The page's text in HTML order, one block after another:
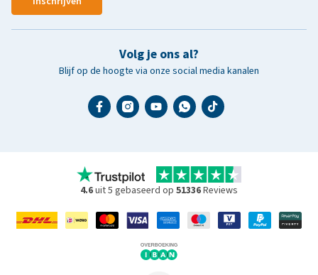
Volg je ons al?
Blijf op de hoogte via onze social media kanalen
4.6uit 5 gebaseerd op 51336Reviews